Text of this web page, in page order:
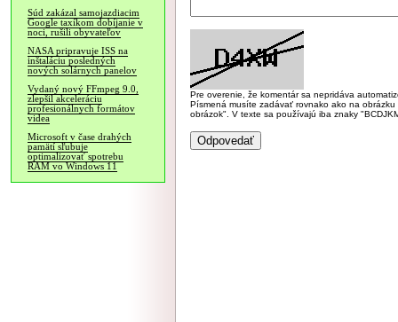
Súd zakázal samojazdiacim
Google taxíkom dobíjanie v
noci, rušili obyvateľov
NASA pripravuje ISS na
inštaláciu posledných
nových solárnych panelov
Vydaný nový FFmpeg 9.0,
zlepšil akceleráciu
profesionálnych formátov
videa
Microsoft v čase drahých
pamätí sľubuje
optimalizovať spotrebu
RAM vo Windows 11
Pre overenie, že komentár sa nepridáva
Písmená musíte zadávať rovnako ako na
obrázok". V texte sa používajú iba znaky